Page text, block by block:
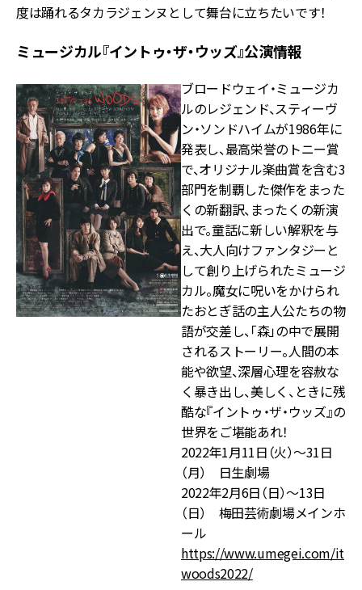
度は踊れるタカラジェンヌとして舞台に立ちたいです！
ミュージカル『イントゥ・ザ・ウッズ』公演情報
ブロードウェイ・ミュージカ
ルのレジェンド、スティーヴ
ン・ソンドハイムが1986年に
発表し、最高栄誉のトニー賞
で、オリジナル楽曲賞を含む3
部門を制覇した傑作をまった
くの新翻訳、まったくの新演
出で。童話に新しい解釈を与
え、大人向けファンタジーと
して創り上げられたミュージ
カル。魔女に呪いをかけられ
たおとぎ話の主人公たちの物
語が交差し、「森」の中で展開
されるストーリー。人間の本
能や欲望、深層心理を容赦な
く暴き出し、美しく、ときに残
酷な『イントゥ・ザ・ウッズ』の
世界をご堪能あれ！
2022年1月11日（火）～31日
（月） 日生劇場
2022年2月6日（日）～13日
（日） 梅田芸術劇場メインホ
ール
https://www.umegei.com/it
woods2022/